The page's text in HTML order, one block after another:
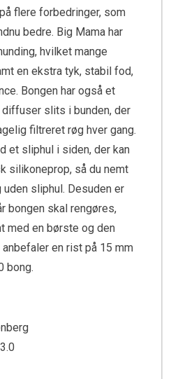
flere forbedringer, som
bedre. Big Mama har
hvilket mange
en ekstra tyk, stabil fod,
Bongen har også et
slits i bunden, der
filtreret røg hver gang.
et sliphul i siden, der kan
silikoneprop, så du nemt
sliphul. Desuden er
bongen skal rengøres,
med en børste og den
en rist på 15 mm
bong.